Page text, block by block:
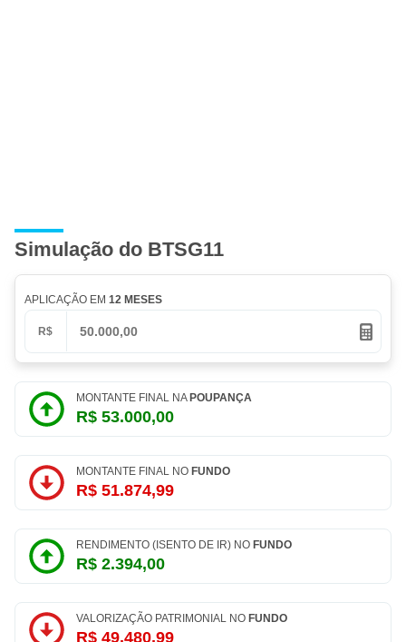
Simulação do BTSG11
APLICAÇÃO EM 12 MESES
R$
MONTANTE FINAL NA POUPANÇA
R$ 53.000,00
MONTANTE FINAL NO FUNDO
R$ 51.874,99
RENDIMENTO (ISENTO DE IR) NO FUNDO
R$ 2.394,00
VALORIZAÇÃO PATRIMONIAL NO FUNDO
R$ 49.480,99